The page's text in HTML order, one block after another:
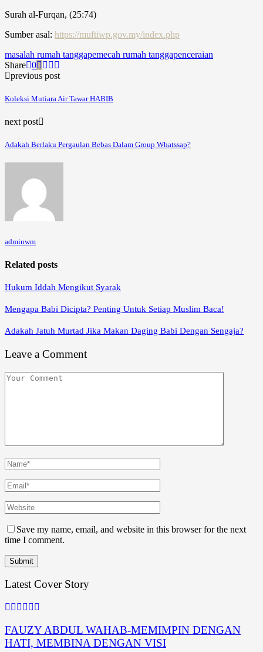
Surah al-Furqan, (25:74)
Sumber asal: https://muftiwp.gov.my/index.php
masalah rumah tanggapemecah rumah tanggapenceraian
Share 0
previous post
Koleksi Mutiara Air Tawar HABIB
next post
Adakah Berlaku Pergaulan Bebas Dalam Group Whatssap?
adminwm
Related posts
Hukum Iddah Mengikut Syarak
Mengapa Babi Dicipta? Penting Untuk Setiap Muslim Baca!
Adakah Jatuh Murtad Jika Makan Daging Babi Dengan Sengaja?
Leave a Comment
Save my name, email, and website in this browser for the next
time I comment.
Latest Cover Story
FAUZY ABDUL WAHAB-MEMIMPIN DENGAN
HATI, MEMBINA DENGAN VISI